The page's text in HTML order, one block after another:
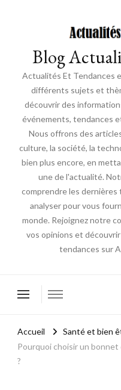
Blog
Actualités Et Tendances
différents sujets et
découvrir des
événements, tendances
Nous offrons des
culture, la société, la
bien plus encore, en
une de l'actualité.
comprendre les
analyser pour vous
monde. Rejoignez notre
vos opinions et
tendances sur
Accueil
Santé et bien
Pourquoi choisir un
?